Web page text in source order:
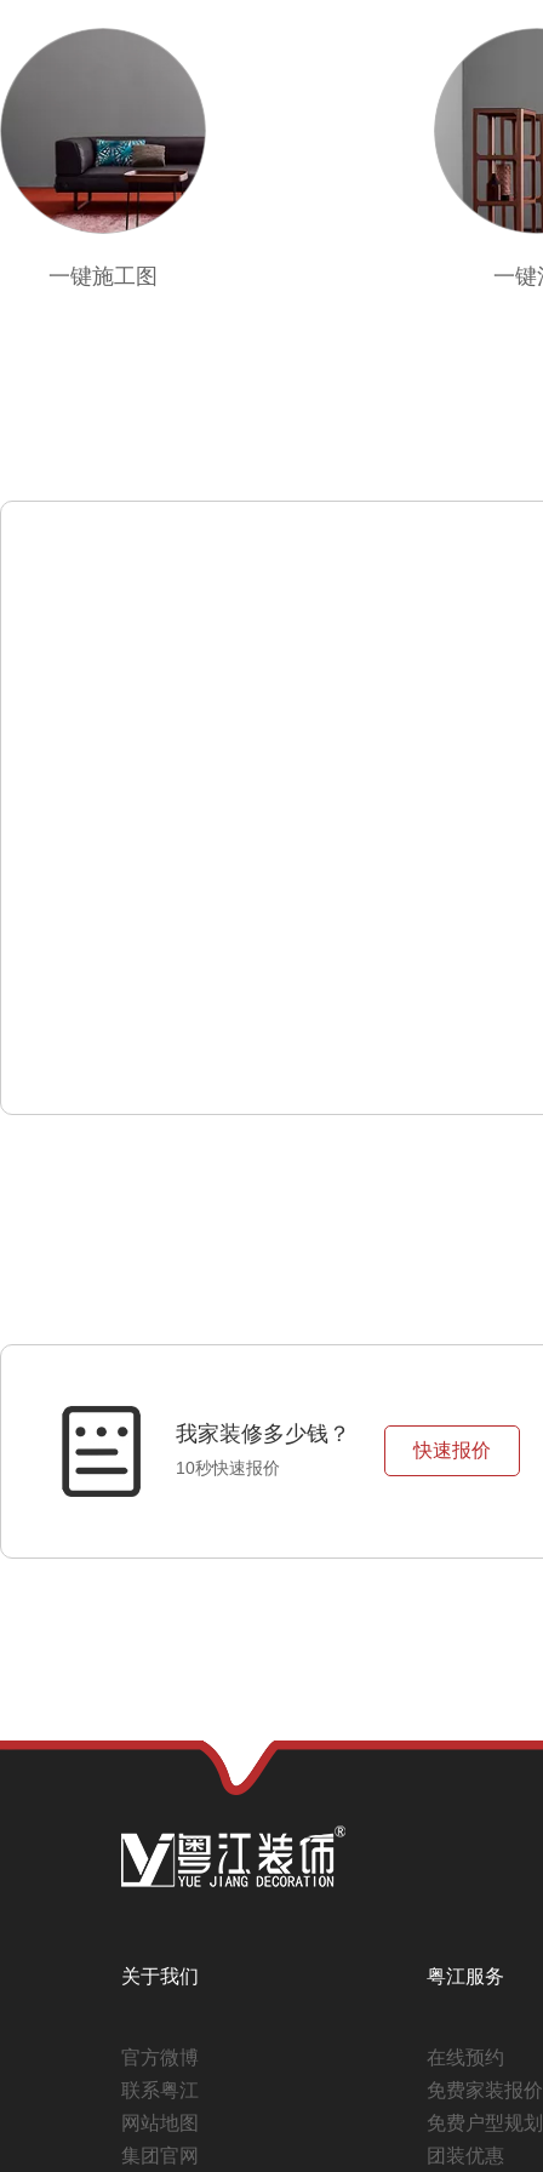
一键施工图 一键
我家装修多少钱？
10秒快速报价
快速报价
关于我们
官方微博
联系粤江
网站地图
集团官网
粤江服务
在线预约
免费家装报价
免费户型规划
团装优惠